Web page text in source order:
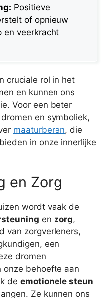
Positieve
of opnieuw
en veerkracht
cruciale rol in het
en kunnen ons
Voor een beter
en symboliek,
maaturberen, die
in onze innerlijke
en Zorg
wordt vaak de
en zorg,
van zorgverleners,
een
dromen
onze behoefte aan
de emotionele steun
Ze kunnen ons